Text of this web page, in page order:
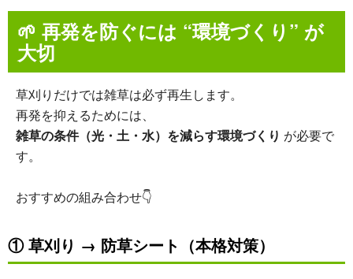
🌱 再発を防ぐには “環境づくり” が
大切
草刈りだけでは雑草は必ず再生します。
再発を抑えるためには、
雑草の条件（光・土・水）を減らす環境づくり が必要で
す。
おすすめの組み合わせ👇
① 草刈り → 防草シート（本格対策）